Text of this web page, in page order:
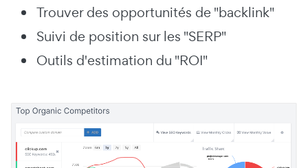
Trouver des opportunités de "backlink"
Suivi de position sur les "SERP"
Outils d'estimation du "ROI"